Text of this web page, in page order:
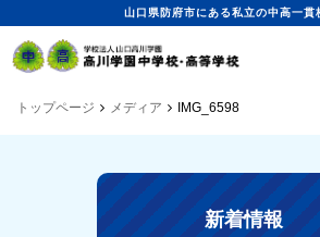
山口県防府市にある私立の中高一貫
トップページ メディア IMG_6598
新着情報